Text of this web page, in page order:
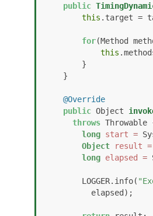
public
this .target =
for(Method
this
@Override
public Object
throws Throwable
long start =
Object
result =
long elapsed =
        LOGGER.info(